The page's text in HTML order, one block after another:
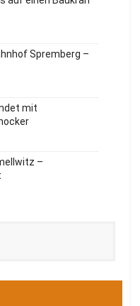
Spremberg –
mit
–